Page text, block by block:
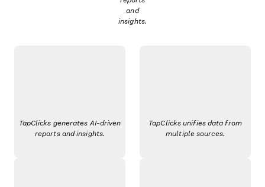
and
insights.
TapClicks generates AI-driven
reports and insights.
TapClicks unifies data from
multiple sources.